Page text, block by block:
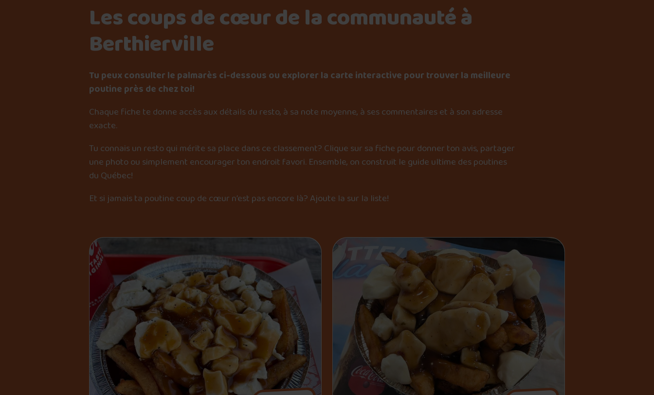
Me connecter
Les coups de cœur de la communauté à
Berthierville
Tu peux consulter le palmarès ci-dessous ou explorer la carte interactive pour trouver la meilleure
poutine près de chez toi!
Chaque fiche te donne accès aux détails du resto, à sa note moyenne, à ses commentaires et à son adresse
exacte.
Tu connais un resto qui mérite sa place dans ce classement? Clique sur sa fiche pour donner ton avis, partager
une photo ou simplement encourager ton endroit favori. Ensemble, on construit le guide ultime des poutines
du Québec!
Et si jamais ta poutine coup de cœur n’est pas encore là? Ajoute la sur la liste!